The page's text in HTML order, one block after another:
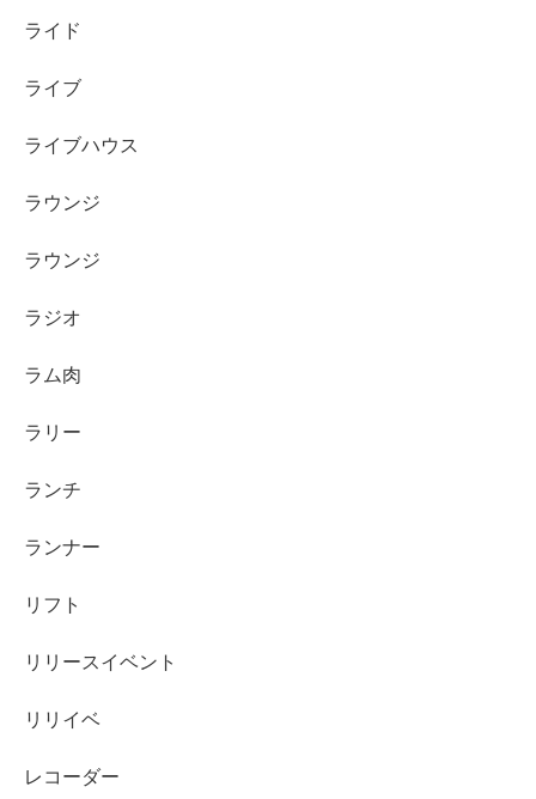
ライド
ライブ
ライブハウス
ラウンジ
ラウンジ
ラジオ
ラム肉
ラリー
ランチ
ランナー
リフト
リリースイベント
リリイベ
レコーダー